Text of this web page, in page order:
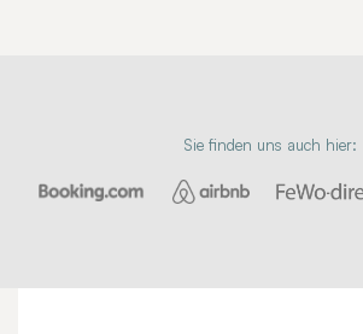
Sie finden uns auch hier: